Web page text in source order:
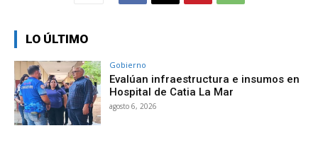
LO ÚLTIMO
Gobierno
Evalúan infraestructura e insumos en
Hospital de Catia La Mar
agosto 6, 2026